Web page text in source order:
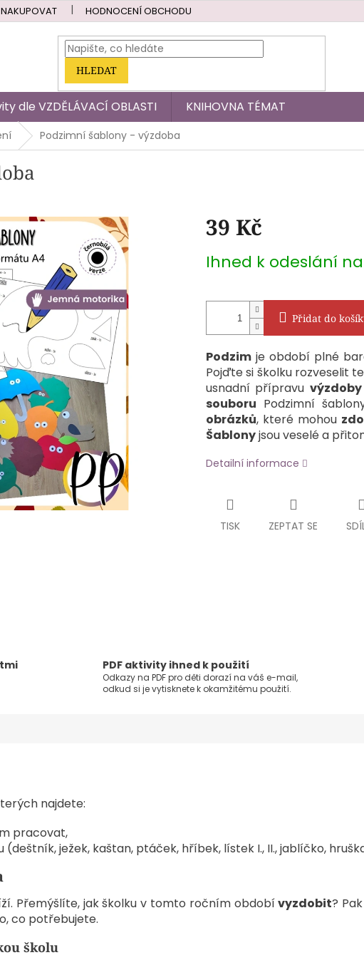
HODNOCENÍ OBCHODU
HLEDAT
dle VZDĚLÁVACÍ OBLASTI KNIHOVNA TÉMAT
Podzimní šablony - výzdoba
39 Kč
cena:
Ihned k odeslání
Přidat do
Podzim je období plné
Pojďte si školku rozveselit
usnadní přípravu výzdoby
souboru Podzimní
obrázků, které mohou
Šablonyjsou veselé a
Detailní informace
TISK ZEPTAT SE
PDF aktivity ihned k použití
Odkazy na PDF pro děti dorazí na váš e-mail,
odkud si je vytisknete k okamžitému použití.
najdete:
pracovat,
ježek, kaštan, ptáček, hříbek, lístek I., II., jablíčko,
Přemýšlíte, jak školku v tomto ročním obdobívyzdobit?
co potřebujete.
školu